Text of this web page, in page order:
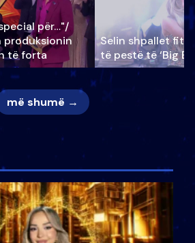
për…"/
produksionin
të forta
Selin shpallet
të pestë të ‘Big
më shumë →